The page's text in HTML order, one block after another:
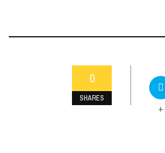
0
SHARES
+